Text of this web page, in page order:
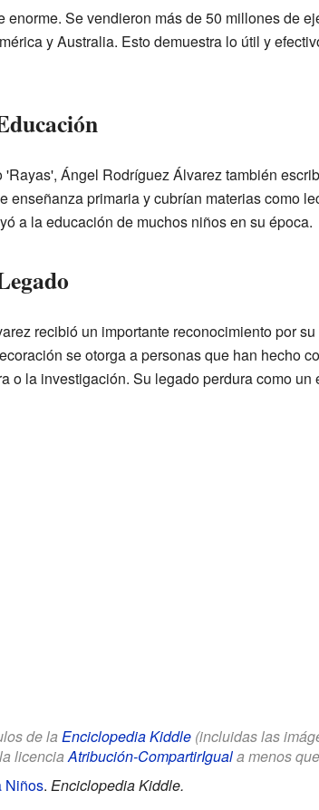
enorme. Se vendieron más de 50 millones de
y Australia. Esto demuestra lo útil y
Ángel Rodríguez Álvarez también
enseñanza primaria y cubrían materias como
a la educación de muchos niños en su época.
recibió un importante reconocimiento por
se otorga a personas que han hecho
o la investigación. Su legado perdura como
de la Enciclopedia Kiddle(incluidas las
licenciaAtribución-CompartirIguala menos
Niños. Enciclopedia Kiddle.